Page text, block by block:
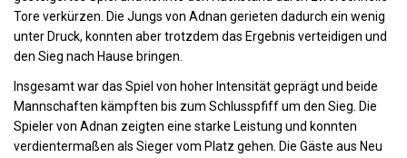
Tore verkürzen. Die Jungs von Adnan gerieten dadurch ein wenig
unter Druck, konnten aber trotzdem das Ergebnis verteidigen und
den Sieg nach Hause bringen.
Insgesamt war das Spiel von hoher Intensität geprägt und beide
Mannschaften kämpften bis zum Schlusspfiff um den Sieg. Die
Spieler von Adnan zeigten eine starke Leistung und konnten
verdientermaßen als Sieger vom Platz gehen. Die Gäste aus Neu